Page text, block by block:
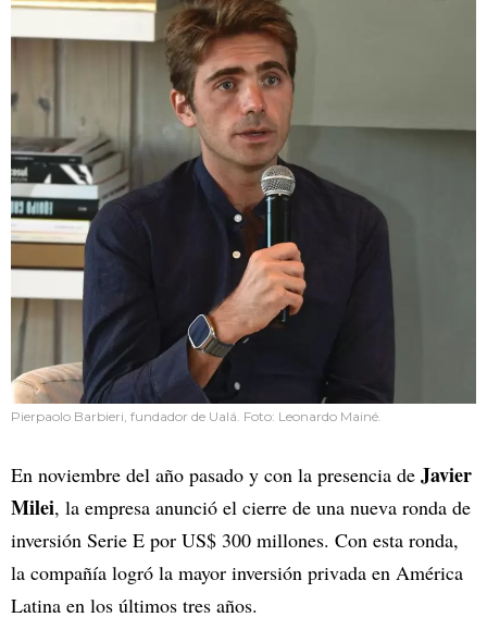
Pierpaolo Barbieri, fundador de Ualá. Foto: Leonardo Mainé.
En noviembre del año pasado y con la presencia de Javier
Milei, la empresa anunció el cierre de una nueva ronda de
inversión Serie E por US$ 300 millones. Con esta ronda,
la compañía logró la mayor inversión privada en América
Latina en los últimos tres años.